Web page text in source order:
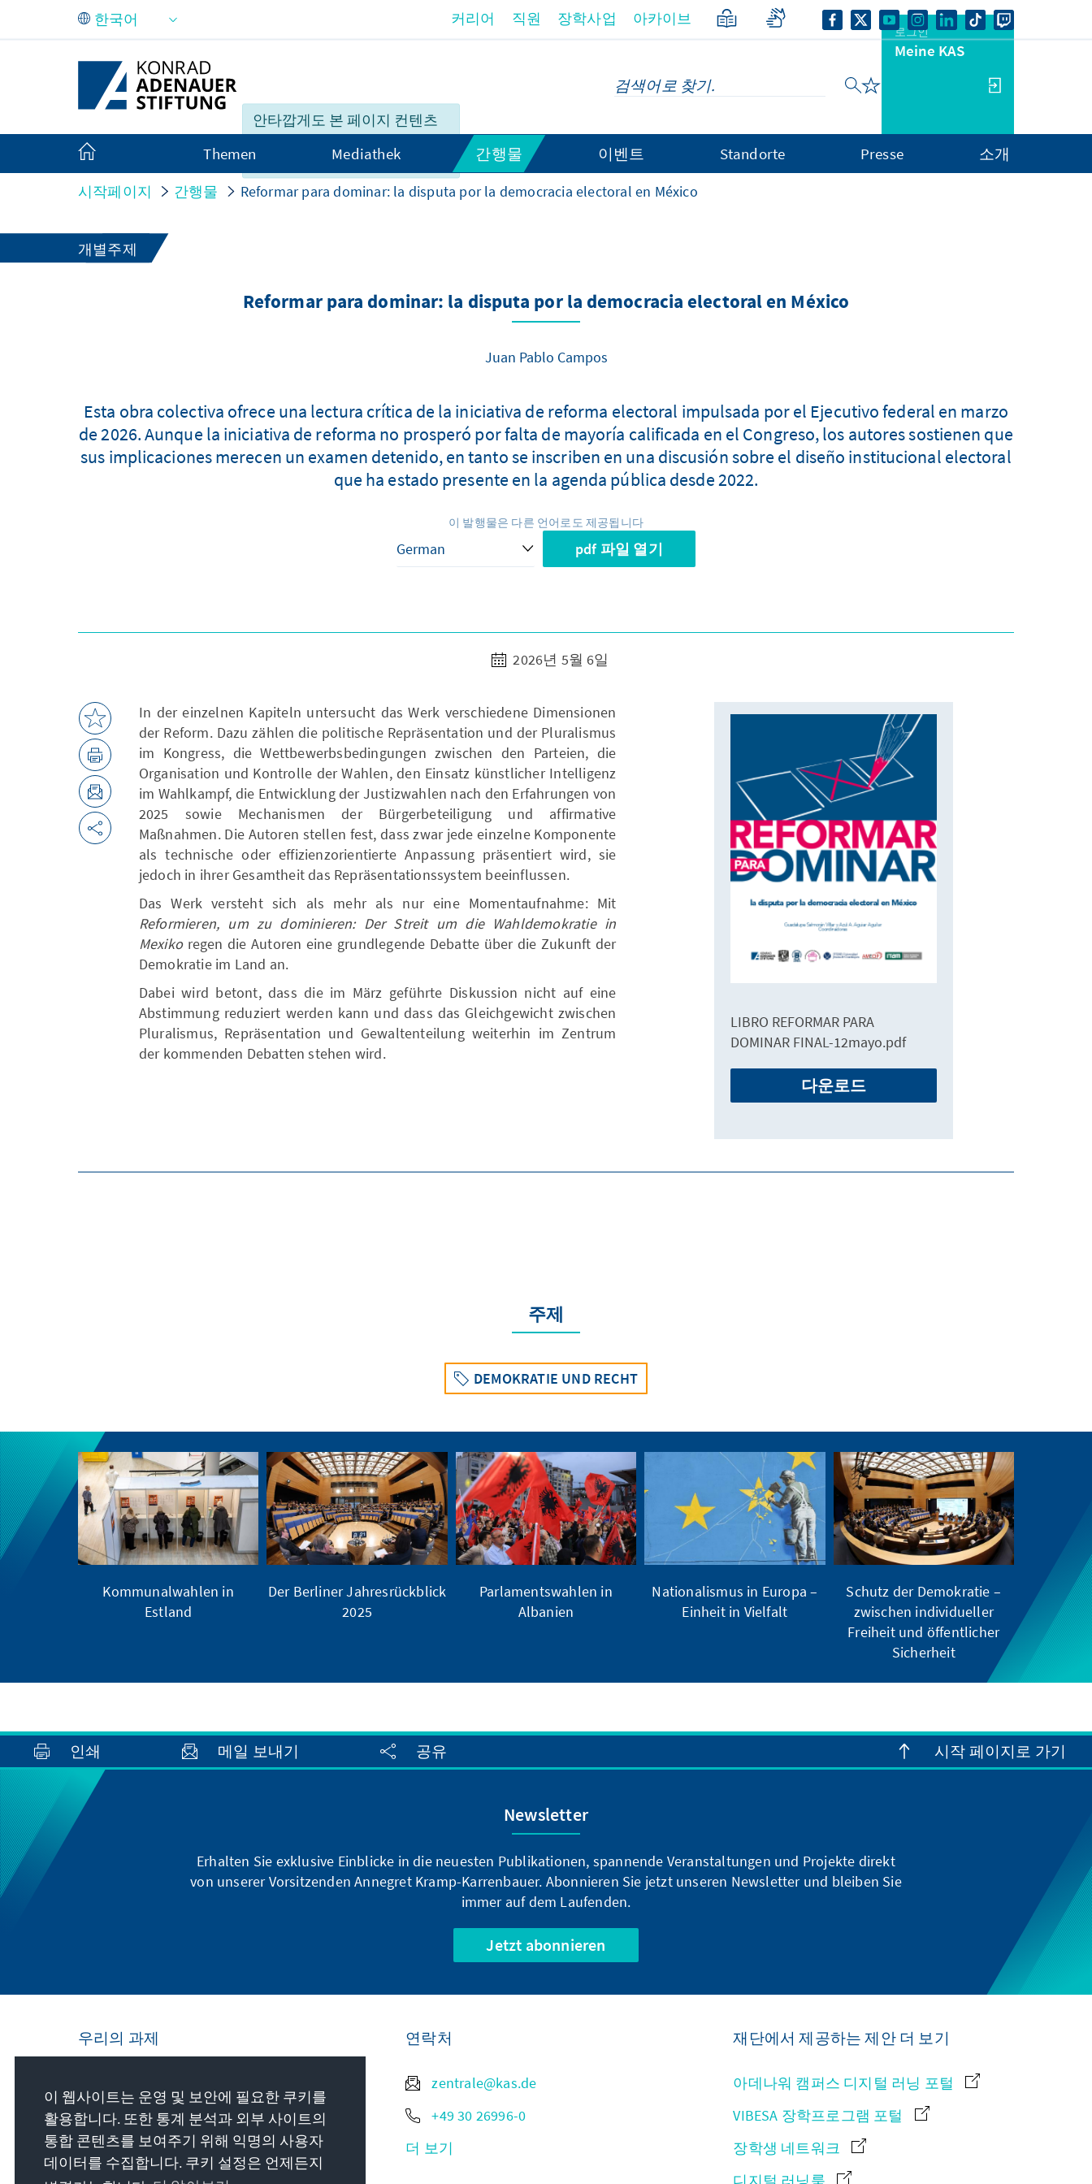
Skip to Main Content
안타깝게도 본 페이지 컨텐츠
있지 못합니다.
커리어 직원 장학사업 아카이브
로그인
Meine KAS
Themen Mediathek 간행물 이벤트 Standorte Presse 소개
시작페이지 간행물 Reformar para dominar: la disputa por la democracia electoral en México
개별주제
Reformar para dominar: la disputa por la democracia electoral en México
Juan Pablo Campos
Esta obra colectiva ofrece una lectura crítica de la iniciativa de reforma electoral impulsada por el Ejecutivo federal en marzo
de 2026. Aunque la iniciativa de reforma no prosperó por falta de mayoría calificada en el Congreso, los autores sostienen que
sus implicaciones merecen un examen detenido, en tanto se inscriben en una discusión sobre el diseño institucional electoral
que ha estado presente en la agenda pública desde 2022.
이 발행물은 다른 언어로도 제공됩니다
pdf 파일 열기
2026년 5월 6일
In der einzelnen Kapiteln untersucht das Werk verschiedene Dimensionen
der Reform. Dazu zählen die politische Repräsentation und der Pluralismus
im Kongress, die Wettbewerbsbedingungen zwischen den Parteien, die
Organisation und Kontrolle der Wahlen, den Einsatz künstlicher Intelligenz
im Wahlkampf, die Entwicklung der Justizwahlen nach den Erfahrungen von
2025 sowie Mechanismen der Bürgerbeteiligung und affirmative
Maßnahmen. Die Autoren stellen fest, dass zwar jede einzelne Komponente
als technische oder effizienzorientierte Anpassung präsentiert wird, sie
jedoch in ihrer Gesamtheit das Repräsentationssystem beeinflussen.
Das Werk versteht sich als mehr als nur eine Momentaufnahme: Mit
Reformieren, um zu dominieren: Der Streit um die Wahldemokratie in
Mexikoregen die Autoren eine grundlegende Debatte über die Zukunft der
Demokratie im Land an.
Dabei wird betont, dass die im März geführte Diskussion nicht auf eine
Abstimmung reduziert werden kann und dass das Gleichgewicht zwischen
Pluralismus, Repräsentation und Gewaltenteilung weiterhin im Zentrum
der kommenden Debatten stehen wird.
LIBRO REFORMAR PARA
DOMINAR FINAL-12mayo.pdf
다운로드
주제
DEMOKRATIE UND RECHT
Kommunalwahlen in
Estland
Der Berliner Jahresrückblick
2025
Parlamentswahlen in
Albanien
Nationalismus in Europa –
Einheit in Vielfalt
Schutz der Demokratie –
zwischen individueller
Freiheit und öffentlicher
Sicherheit
인쇄 메일 보내기 공유 시작 페이지로 가기
Newsletter
Erhalten Sie exklusive Einblicke in die neuesten Publikationen, spannende Veranstaltungen und Projekte direkt
von unserer Vorsitzenden Annegret Kramp-Karrenbauer. Abonnieren Sie jetzt unseren Newsletter und bleiben Sie
immer auf dem Laufenden.
Jetzt abonnieren
우리의 과제
national und international durch politische
Bildung für Frieden, Freiheit und
Gerechtigkeit ein. Wir fördern und bewahren
freiheitliche Demokratie, die Soziale
연락처
zentrale@kas.de
+49 30 26996-0
더 보기
재단에서 제공하는 제안 더 보기
아데나워 캠퍼스 디지털 러닝 포털
VIBESA 장학프로그램 포털
장학생 네트워크
디지털 러닝룸
이 웹사이트는 운영 및 보안에 필요한 쿠키를
활용합니다. 또한 통계 분석과 외부 사이트의
통합 콘텐츠를 보여주기 위해 익명의 사용자
데이터를 수집합니다. 쿠키 설정은 언제든지